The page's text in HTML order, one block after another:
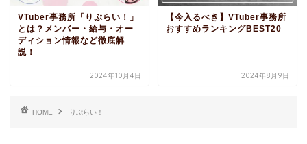
VTuber事務所「りぷらい！」
とは？メンバー・給与・オー
ディション情報など徹底解
説！
2024年10月4日
【今入るべき】VTuber事務所
おすすめランキングBEST20
2024年8月9日
HOME りぷらい！